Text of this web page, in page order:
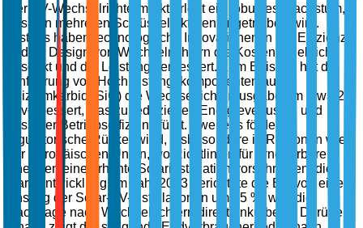
Der PV-Wechselrichtermarkt erlebt ein robustes Wachstum,
das von mehreren Schlüsselfaktoren angetrieben wird.
Erstens haben technologische Innovationen in der Effizienz
und im Design von Wechselrichtern die Kosten erheblich
gesenkt und die Leistung verbessert. Zum Beispiel hat die
Einführung von Hochleistungskomponenten aus
Siliziumkarbid (SiC) die Wechselrichterausgabe um etwa 25
% verbessert, was zu reduzierten Energieverlusten und
besserer Betriebseffizienz führt. Zweitens fördern
regulatorische Rückenwind, insbesondere in Regionen wie
der Europäischen Union, wo Richtlinien für erneuerbare
Energien eine erhöhte Solarinstallation vorschreiben, die
Marktentwicklung. Im Jahr 2023 berichtete die EU von einem
Anstieg der Solar-PV-Installationen um 15 %, was die
Nachfrage nach Wechselrichtern direkt ankurbelte. Darüber